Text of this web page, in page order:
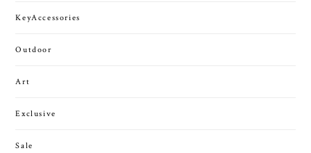
KeyAccessories
Outdoor
Art
Exclusive
Sale